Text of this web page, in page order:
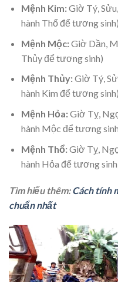
Mệnh Kim:Giờ Tý,
hành Thổ để tương sinh)
Mệnh Mộc:Giờ Dần,
Thủy để tương sinh)
Mệnh Thủy:Giờ Tý,
hành Kim để tương sinh)
Mệnh Hỏa:Giờ Tỵ,
hành Mộc để tương
Mệnh Thổ:Giờ Tỵ,
hành Hỏa để tương
Tìm hiểu thêm:Cách tính
chuẩn nhất